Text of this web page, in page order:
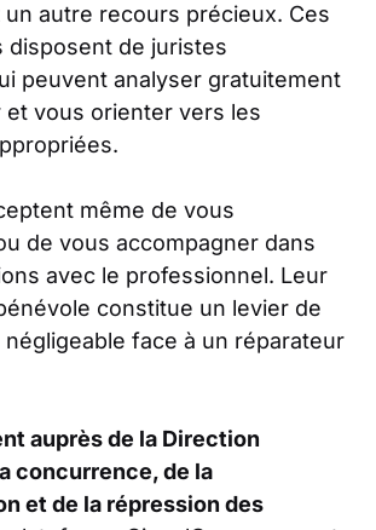
autre recours précieux. Ces
disposent de juristes
peuvent analyser gratuitement
vous orienter vers les
même de vous
de vous accompagner dans
avec le professionnel. Leur
constitue un levier de
face à un réparateur
auprès de la Direction
concurrence, de la
et de la répression des